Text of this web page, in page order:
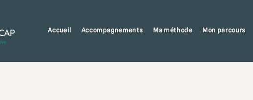
Accueil Accompagnements Ma méthode Mon parcours